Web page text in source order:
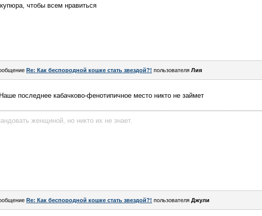
чтобы всем нравиться
Re: Как беспородной кошке стать звездой?! пользователя Лия
Наше последнее кабачково-фенотипичное место никто не займет
женщиной, но никто их не знает.
Re: Как беспородной кошке стать звездой?! пользователя Джули